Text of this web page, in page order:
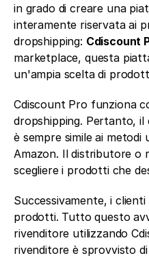
in grado di creare una
interamente riservata ai
dropshipping: Cdiscount
marketplace, questa
un'ampia scelta di
Cdiscount Pro funziona
dropshipping. Pertanto, il
è sempre simile ai
Amazon. Il distributore o
scegliere i prodotti che
Successivamente, i
prodotti. Tutto questo
rivenditore utilizzando
rivenditore è sprovvisto